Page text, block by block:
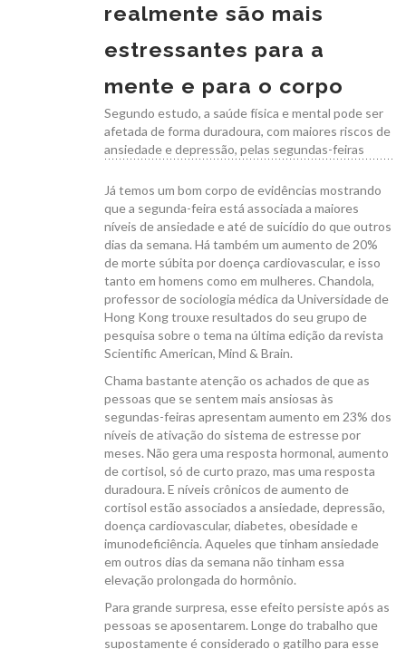
realmente são mais
estressantes para a
mente e para o corpo
Segundo estudo, a saúde física e mental pode ser
afetada de forma duradoura, com maiores riscos de
ansiedade e depressão, pelas segundas-feiras
Já temos um bom corpo de evidências mostrando
que a segunda-feira está associada a maiores
níveis de ansiedade e até de suicídio do que outros
dias da semana. Há também um aumento de 20%
de morte súbita por doença cardiovascular, e isso
tanto em homens como em mulheres. Chandola,
professor de sociologia médica da Universidade de
Hong Kong trouxe resultados do seu grupo de
pesquisa sobre o tema na última edição da revista
Scientific American, Mind & Brain.
Chama bastante atenção os achados de que as
pessoas que se sentem mais ansiosas às
segundas-feiras apresentam aumento em 23% dos
níveis de ativação do sistema de estresse por
meses. Não gera uma resposta hormonal, aumento
de cortisol, só de curto prazo, mas uma resposta
duradoura. E níveis crônicos de aumento de
cortisol estão associados a ansiedade, depressão,
doença cardiovascular, diabetes, obesidade e
imunodeficiência. Aqueles que tinham ansiedade
em outros dias da semana não tinham essa
elevação prolongada do hormônio.
Para grande surpresa, esse efeito persiste após as
pessoas se aposentarem. Longe do trabalho que
supostamente é considerado o gatilho para esse